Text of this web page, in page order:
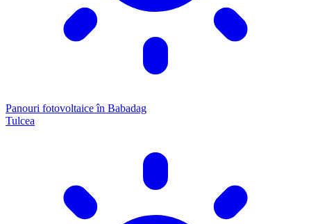
Panouri fotovoltaice în Babadag
Tulcea